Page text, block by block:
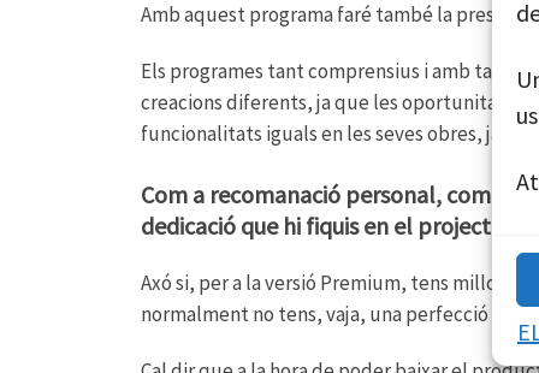
Amb aquest programa faré també la
Els programes tant comprensius i amb tanta
creacions diferents, ja que les oportunitats
funcionalitats iguals en les seves obres, ja que
Com a recomanació personal,
dedicació que hi fiquis en el projecte.
Axó si, per a la versió Premium, tens millor
normalment no tens, vaja, una perfecció en